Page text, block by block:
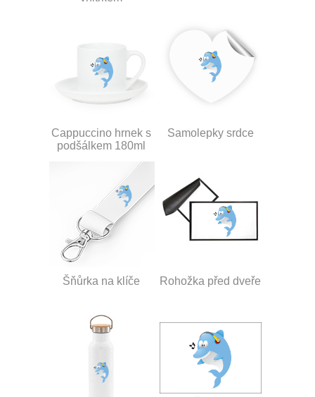
Cappuccino hrnek s
podšálkem 180ml
Samolepky srdce
Šňůrka na klíče Rohožka před dveře